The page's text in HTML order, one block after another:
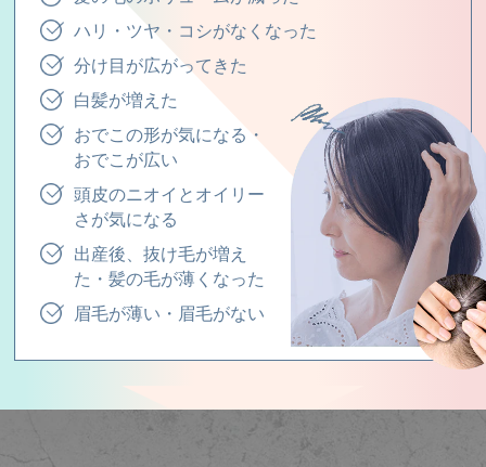
ハリ・ツヤ・コシがなくなった
分け目が広がってきた
白髪が増えた
おでこの形が気になる・
おでこが広い
頭皮のニオイとオイリー
さが気になる
出産後、抜け毛が増え
た・髪の毛が薄くなった
眉毛が薄い・眉毛がない